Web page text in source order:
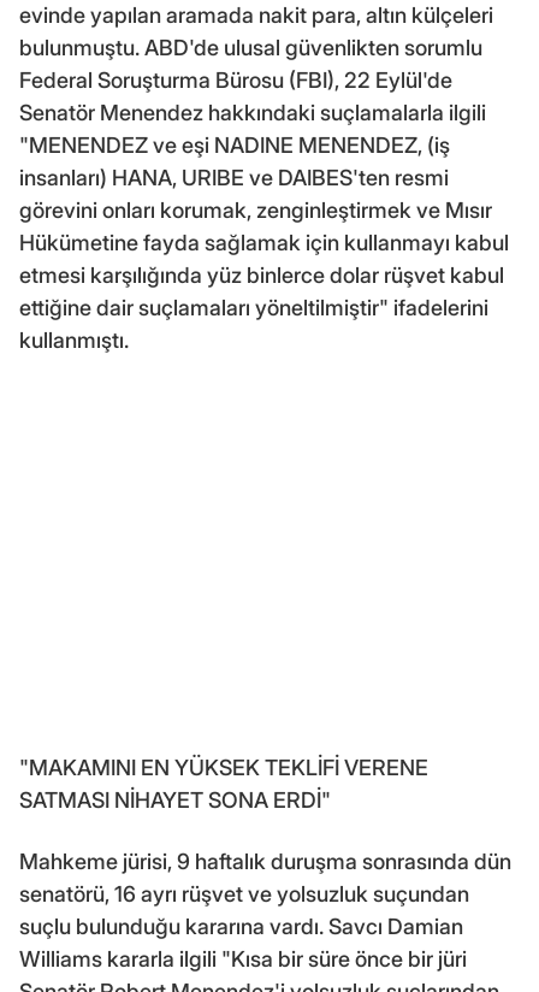
evinde yapılan aramada nakit para, altın külçeleri
bulunmuştu. ABD'de ulusal güvenlikten sorumlu
Federal Soruşturma Bürosu (FBI), 22 Eylül'de
Senatör Menendez hakkındaki suçlamalarla ilgili
"MENENDEZ ve eşi NADINE MENENDEZ, (iş
insanları) HANA, URIBE ve DAIBES'ten resmi
görevini onları korumak, zenginleştirmek ve Mısır
Hükümetine fayda sağlamak için kullanmayı kabul
etmesi karşılığında yüz binlerce dolar rüşvet kabul
ettiğine dair suçlamaları yöneltilmiştir" ifadelerini
kullanmıştı.
"MAKAMINI EN YÜKSEK TEKLİFİ VERENE
SATMASI NİHAYET SONA ERDİ"
Mahkeme jürisi, 9 haftalık duruşma sonrasında dün
senatörü, 16 ayrı rüşvet ve yolsuzluk suçundan
suçlu bulunduğu kararına vardı. Savcı Damian
Williams kararla ilgili "Kısa bir süre önce bir jüri